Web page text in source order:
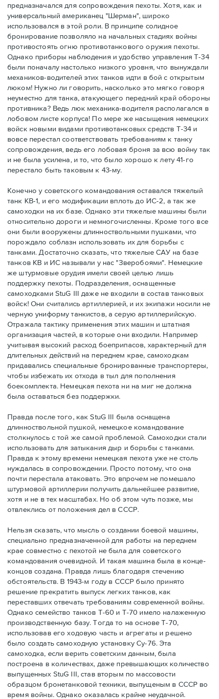
предназначался для сопровождения пехоты. Хотя, как и
универсальный американец "Шерман", широко
использовался в этой роли. В принципе солидное
бронирование позволяло на начальных стадиях войны
противостоять огню противотанкового оружия пехоты.
Однако приборы наблюдения и удобство управления Т-34
были поначалу настолько низкого уровня, что вынуждали
механиков-водителей этих танков идти в бой с открытым
люком! Нужно ли говорить, насколько это мягко говоря
неуместно для танка, атакующего передний край обороны
противника? Ведь люк механика-водителя располагался в
лобовом листе корпуса! По мере же насыщения немецких
войск новыми видами противотанковых средств Т-34 и
вовсе перестал соответствовать требованиям к танку
сопровождения, ведь его лобовая броня за всю войну так
и не была усилена, и то, что было хорошо к лету 41-го
перестало быть таковым к 43-му.
Конечно у советского командования оставался тяжелый
танк КВ-1, и его модификации вплоть до ИС-2, а так же
самоходки на их базе. Однако эти тяжелые машины были
относительно дороги и немногочисленны. Кроме того все
они были вооружены длинноствольными пушками, что
порождало соблазн использовать их для борьбы с
танками. Достаточно сказать, что тяжелые САУ на базе
танков КВ и ИС называли у нас "Зверобоями". Немецкие
же штурмовые орудия имели своей целью лишь
поддержку пехоты. Подразделения, оснащенные
самоходками StuG III даже не входили в состав танковых
войск! Они считались артиллерией, и их экипажи носили не
черную униформу танкистов, а серую артиллерийскую.
Отражала тактику применения этих машин и штатная
организация частей, в которые они входили. Например
учитывая высокий расход боеприпасов, характерный для
длительных действий на переднем крае, самоходкам
придавались специальные бронированные транспортеры,
чтобы избежать их отхода в тыл для пополнения
боекомплекта. Немецкая пехота ни на миг не должна
была оставаться без поддержки.
Правда после того, как StuG III была оснащена
длинноствольной пушкой, немецкое командование
столкнулось с той же самой проблемой. Самоходки стали
использовать для затыкания дыр и борьбы с танками.
Правда к этому времени немецкая пехота уже не столь
нуждалась в сопровождении. Просто потому, что она
почти перестала атаковать. Это впрочем не помешало
штурмовой артиллерии получить дальнейшее развитие,
хотя и не в тех масштабах. Но об этом чуть позже, мы
отвлеклись от положения дел в СССР.
Нельзя сказать, что мысль о создании боевой машины,
специально предназначенной для работы на переднем
крае совместно с пехотой не была для советского
командования очевидной. И такая машина была в конце-
концов создана. Правда лишь благодаря стечению
обстоятельств. В 1943-м году в СССР было принято
решение прекратить выпуск легких танков, как
переставших отвечать требованиям современной войны.
Однако семейство танков Т-60 и Т-70 имело налаженную
производственную базу. Тогда то на основе Т-70,
использовав его ходовую часть и агрегаты и решено
было создать самоходную установку Су-76. Эта
самоходка, если верить советским данным, была
построена в количествах, даже превышающих количество
выпущенных StuG III, став вторым по массовости
образцом бронетанковой техники, выпущеным в СССР во
время войны. Однако оказалась крайне неудачной.